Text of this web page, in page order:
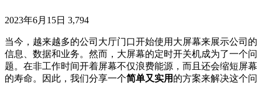
2023年6月15日 3,794
当今，越来越多的公司大厅门口开始使用大屏幕来展示公司的
信息、数据和业务。然而，大屏幕的定时开关机成为了一个问
题。在非工作时间开着屏幕不仅浪费能源，而且还会缩短屏幕
的寿命。因此，我们分享一个简单又实用 的方案来解决这个问